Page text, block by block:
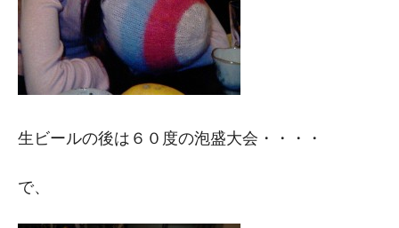
生ビールの後は６０度の泡盛大会・・・・
で、